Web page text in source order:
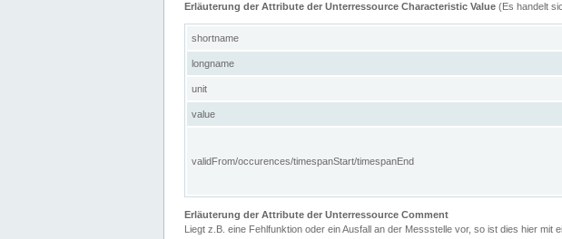
Erläuterung der Attribute der Unterressource Characteristic Value (Es handelt
shortname
longname
unit
value
validFrom/occurences/timespanStart/timespanEnd
Erläuterung der Attribute der Unterressource Comment
Liegt z.B. eine Fehlfunktion oder ein Ausfall an der Messstelle vor, so ist dies hier mit